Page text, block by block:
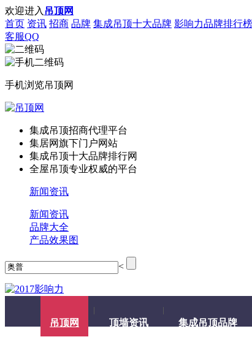
欢迎进入 吊顶网
首页 资讯 招商 品牌 集成吊顶十大品牌 影响力品牌排行榜
客服QQ
手机浏览吊顶网
集成吊顶招商代理平台
集居网旗下门户网站
集成吊顶十大品牌排行网
全屋吊顶专业权威的平台
新闻资讯
新闻资讯
品牌大全
产品效果图
<
吊顶网 顶墙资讯 集成吊顶品牌